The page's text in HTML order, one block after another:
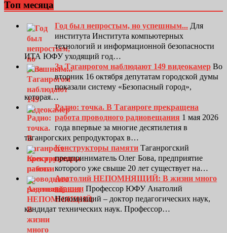
Топ месяца
Год был непростым, но успешным... Для
института Института компьютерных
технологий и информационной безопасности
ИТА ЮФУ уходящий год…
За Таганрогом наблюдают 149 видеокамер Во
вторник 16 октября депутатам городской думы
показали систему «Безопасный город»,
которая…
Радио: точка. В Таганроге прекращена
работа проводного радиовещания 1 мая 2026
года впервые за многие десятилетия в
таганрогских репродукторах в…
Конструкторы памяти Таганрогский
предприниматель Олег Бова, предприятие
которого уже свыше 20 лет существует на…
Анатолий НЕПОМНЯЩИЙ: В жизни много
вершин Профессор ЮФУ Анатолий
Непомнящий – доктор педагогических наук,
кандидат технических наук. Профессор…